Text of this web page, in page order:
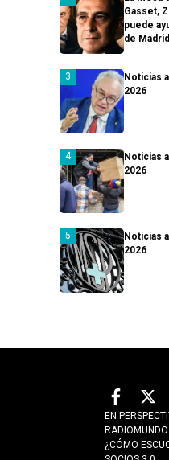
Gasset,
puede
de
Noticias
2026
Noticias
2026
Noticias
2026
EN
¿CÓMO